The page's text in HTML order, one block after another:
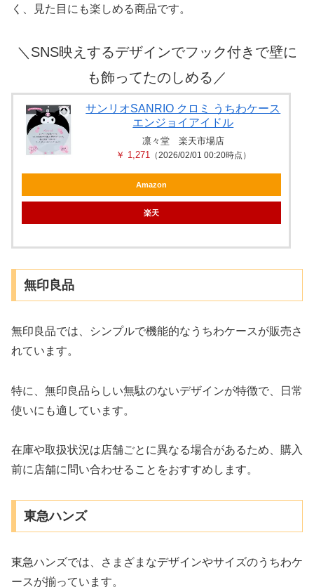
く、見た目にも楽しめる商品です。
＼ SNS映えするデザインでフック付きで壁に
も飾ってたのしめる ／
サンリオSANRIO クロミ うちわケース
エンジョイアイドル
凛々堂 楽天市場店
￥ 1,271 （2026/02/01 00:20時点）
Amazon
楽天
無印良品
無印良品では、シンプルで機能的なうちわケースが販売さ
れています。
特に、無印良品らしい無駄のないデザインが特徴で、日常
使いにも適しています。
在庫や取扱状況は店舗ごとに異なる場合があるため、購入
前に店舗に問い合わせることをおすすめします。
東急ハンズ
東急ハンズでは、さまざまなデザインやサイズのうちわケ
ースが揃っています。